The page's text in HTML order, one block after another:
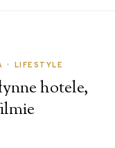
• LIFESTYLE
hotele,